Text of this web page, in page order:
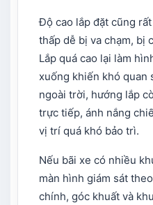
Độ cao lắp đặt cũng
thấp dễ bị va chạm, bị
Lắp quá cao lại làm
xuống khiến khó quan
ngoài trời, hướng lắp
trực tiếp, ánh nắng
vị trí quá khó bảo trì.
Nếu bãi xe có nhiều
màn hình giám sát
chính, góc khuất và